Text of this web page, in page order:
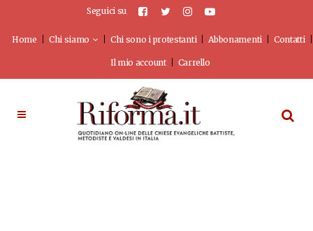
Seguici su
Home Chi siamo Chi sono i protestanti Abbonamenti Contatti
Il mio account Carrello